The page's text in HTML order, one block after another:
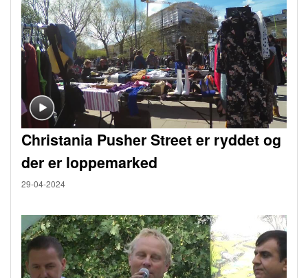
Christania Pusher Street er ryddet og
der er loppemarked
29-04-2024